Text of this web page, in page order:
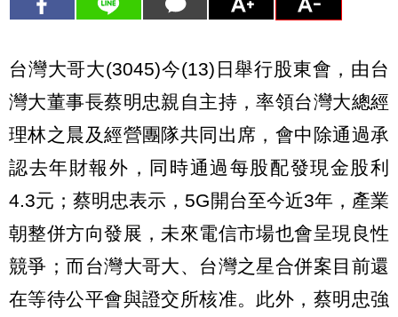
台灣大哥大(3045)今(13)日舉行股東會，由台
灣大董事長蔡明忠親自主持，率領台灣大總經
理林之晨及經營團隊共同出席，會中除通過承
認去年財報外，同時通過每股配發現金股利
4.3元；蔡明忠表示，5G開台至今近3年，產業
朝整併方向發展，未來電信市場也會呈現良性
競爭；而台灣大哥大、台灣之星合併案目前還
在等待公平會與證交所核准。此外，蔡明忠強